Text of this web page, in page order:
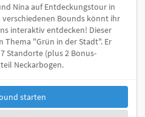
Nina auf Entdeckungstour in
Bounds könnt ihr
interaktiv entdecken! Dieser
Thema "Grün in der Stadt". Er
Standorte (plus 2 Bonus-
Neckarbogen.
starten